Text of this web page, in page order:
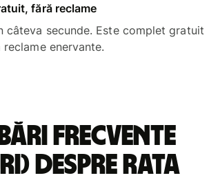
fără reclame
câteva secunde. Este complet gratuit
reclame enervante.
frecvente
despre rata